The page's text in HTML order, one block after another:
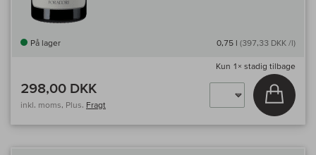
På lager 0,75 l (397,33 DKK /l)
Kun 1× stadig tilbage
298,00 DKK
inkl. moms, Plus. Fragt
Læg i